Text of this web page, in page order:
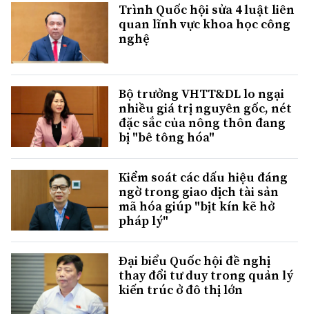
Trình Quốc hội sửa 4 luật liên
quan lĩnh vực khoa học công
nghệ
Bộ trưởng VHTT&DL lo ngại
nhiều giá trị nguyên gốc, nét
đặc sắc của nông thôn đang
bị "bê tông hóa"
Kiểm soát các dấu hiệu đáng
ngờ trong giao dịch tài sản
mã hóa giúp "bịt kín kẽ hở
pháp lý"
Đại biểu Quốc hội đề nghị
thay đổi tư duy trong quản lý
kiến trúc ở đô thị lớn